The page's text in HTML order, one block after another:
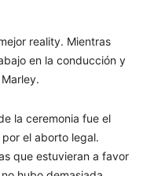
reality. Mientras
en la conducción y
la ceremonia fue el
el aborto legal.
que estuvieran a favor